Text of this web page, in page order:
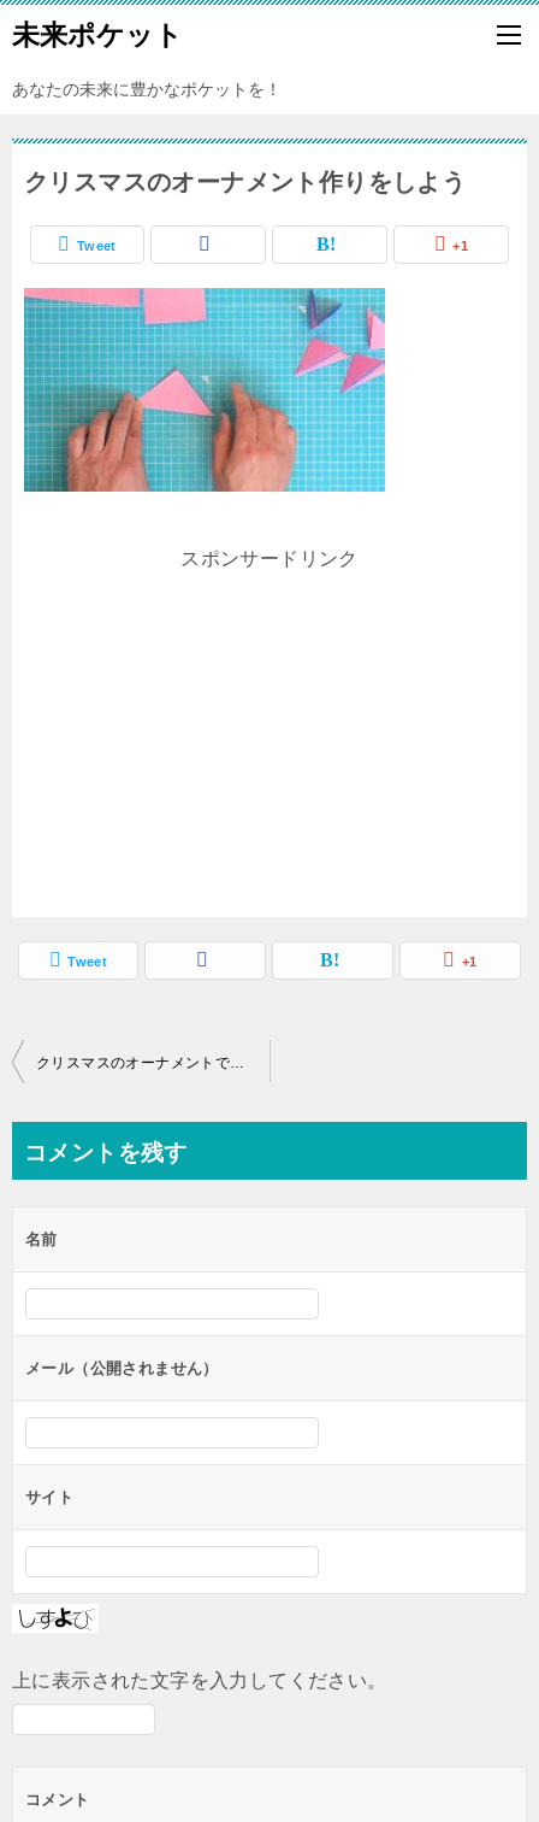
未来ポケット
あなたの未来に豊かなポケットを！
クリスマスのオーナメント作りをしよう
Tweet +1
スポンサードリンク
Tweet +1
投
ビ
ー
シ
ン
クリスマスのオーナメントで星を折り紙で手作りする方法
コメントを残す
名前
メール（公開されません）
サイト
上に表示された文字を入力してください。
コメント